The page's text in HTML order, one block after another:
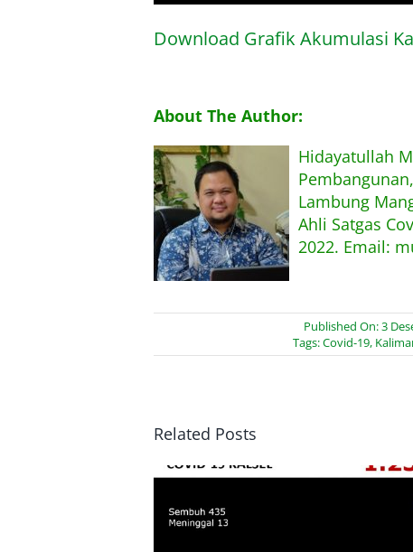
Download Grafik Akumulasi
About The Author:
Hidayatullah
Lambung
Ahli Satgas
2022. Email:
Published On: 3
Tags:Covid-19,
Related Posts